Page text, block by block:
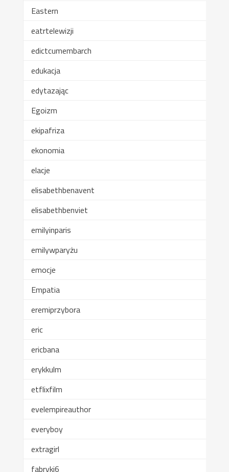
Eastern
eatrtelewizji
edictcumembarch
edukacja
edytazając
Egoizm
ekipafriza
ekonomia
elacje
elisabethbenavent
elisabethbenviet
emilyinparis
emilywparyżu
emocje
Empatia
eremiprzybora
eric
ericbana
erykkulm
etflixfilm
evelempireauthor
everyboy
extragirl
fabryki6